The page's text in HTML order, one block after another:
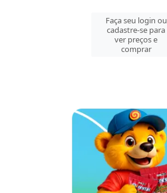
Faça seu login ou
cadastre-se para
ver preços e
comprar